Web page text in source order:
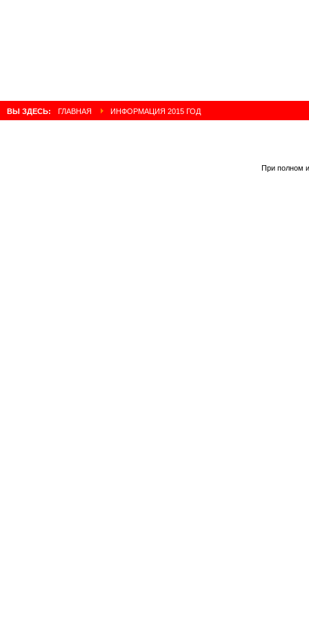
ВЫ ЗДЕСЬ: ГЛАВНАЯ ИНФОРМАЦИЯ 2015 ГОД
При полном